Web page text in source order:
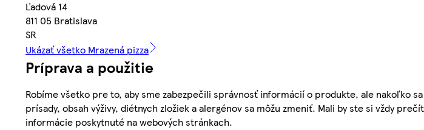
Ľadová 14
811 05 Bratislava
SR
Ukázať všetko Mrazená pizza
Príprava a použitie
Robíme všetko pre to, aby sme zabezpečili správnosť informácií o produkte, ale nakoľko
prísady, obsah výživy, diétnych zložiek a alergénov sa môžu zmeniť. Mali by ste si vždy
informácie poskytnuté na webových stránkach.